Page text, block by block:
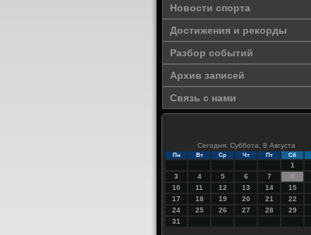
Новости спорта
Достижения и рекорды
Разбор событий
Архив записей
Связь с нами
Сегодня: Суббота, 8 Августа
Пн Вт Ср Чт Пт Сб
1
3
4 5 6 7 8
10
11 12 13 14 15
17
18 19 20 21 22
24
25 26 27 28 29
31